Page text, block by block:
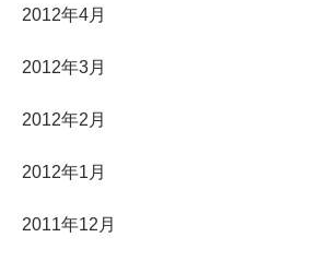
2012年4月
2012年3月
2012年2月
2012年1月
2011年12月